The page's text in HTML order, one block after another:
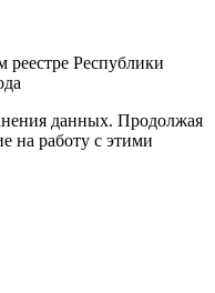
Республики
данных. Продолжая
на работу с этими